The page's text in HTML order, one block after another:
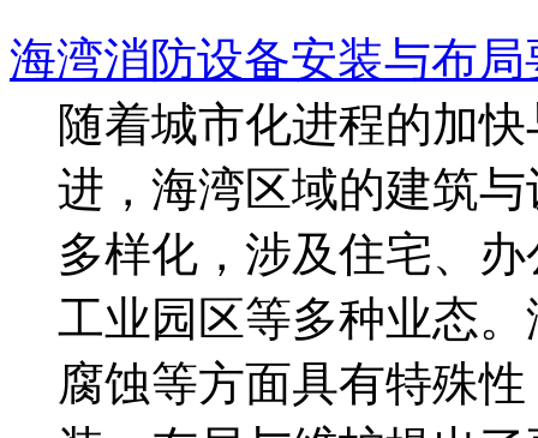
海湾消防设备安装与布局
随着城市化进程的加
进，海湾区域的建筑
多样化，涉及住宅、
工业园区等多种业态
腐蚀等方面具有特殊